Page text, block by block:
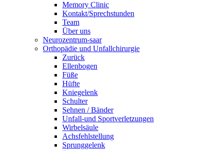
Memory Clinic
Kontakt/Sprechstunden
Team
Über uns
Neurozentrum-saar
Orthopädie und Unfallchirurgie
Zurück
Ellenbogen
Füße
Hüfte
Kniegelenk
Schulter
Sehnen / Bänder
Unfall-und Sportverletzungen
Wirbelsäule
Achsfehlstellung
Sprunggelenk